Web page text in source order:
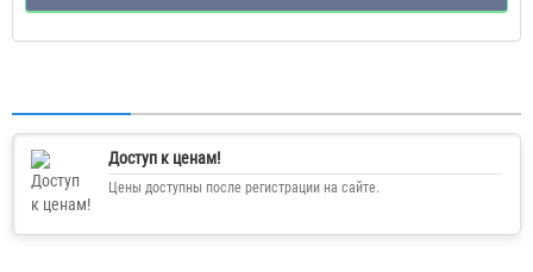
Доступ к ценам!
Цены доступны после регистрации на сайте.